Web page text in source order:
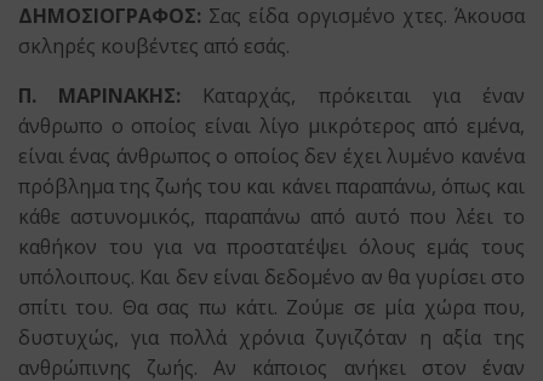
ΔΗΜΟΣΙΟΓΡΑΦΟΣ: Σας είδα οργισμένο χτες. Άκουσα
σκληρές κουβέντες από εσάς.
Π. ΜΑΡΙΝΑΚΗΣ: Καταρχάς, πρόκειται για έναν
άνθρωπο ο οποίος είναι λίγο μικρότερος από εμένα,
είναι ένας άνθρωπος ο οποίος δεν έχει λυμένο κανένα
πρόβλημα της ζωής του και κάνει παραπάνω, όπως και
κάθε αστυνομικός, παραπάνω από αυτό που λέει το
καθήκον του για να προστατέψει όλους εμάς τους
υπόλοιπους. Και δεν είναι δεδομένο αν θα γυρίσει στο
σπίτι του. Θα σας πω κάτι. Ζούμε σε μία χώρα που,
δυστυχώς, για πολλά χρόνια ζυγιζόταν η αξία της
ανθρώπινης ζωής. Αν κάποιος ανήκει στον έναν